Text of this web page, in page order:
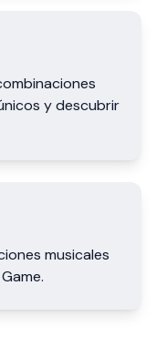
y descubrir
musicales